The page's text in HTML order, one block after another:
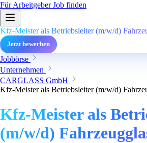
Für ArbeitgeberJob finden
Kfz-Meister als Betriebsleiter (m/w/d)
Jetzt bewerben
Jobbörse
Unternehmen
CARGLASS GmbH
Kfz-Meister als Betriebsleiter (m/w/d)
Kfz-Meister als
(m/w/d)